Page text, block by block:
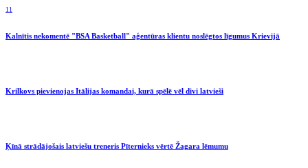
11
Kalnītis nekomentē "BSA Basketball" aģentūras klientu noslēgtos līgumus Krievijā
Krilkovs pievienojas Itālijas komandai, kurā spēlē vēl divi latvieši
Ķīnā strādājošais latviešu treneris Pīternieks vērtē Žagara lēmumu